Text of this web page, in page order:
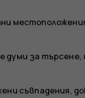
за търсене,
съвпадения,